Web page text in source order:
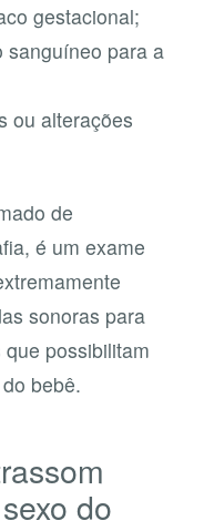
gestacional;
sanguíneo para a
ou alterações
de
é um exame
sonoras para
possibilitam
bebê.
do